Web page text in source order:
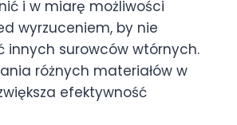
i w miarę możliwości
wyrzuceniem, by nie
innych surowców wtórnych.
różnych materiałów w
efektywność